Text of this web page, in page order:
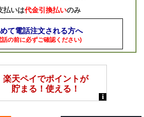
払いは代金引換払いのみ
て電話注文される方へ
話の前に必ずご確認ください)